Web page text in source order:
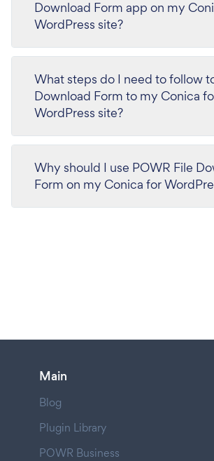
Download Form app on my
WordPress site?
What steps do I need to follow
Download Form to my Conica
WordPress site?
Why should I use POWR File
Form on my Conica for
Main
Blog
Plugin Library
POWR Business